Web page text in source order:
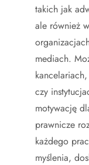
takich jak
ale również
mediach.
czy
motywację
prawnicze
każdego
myślenia,